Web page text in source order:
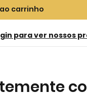
carrinho
para ver nossos